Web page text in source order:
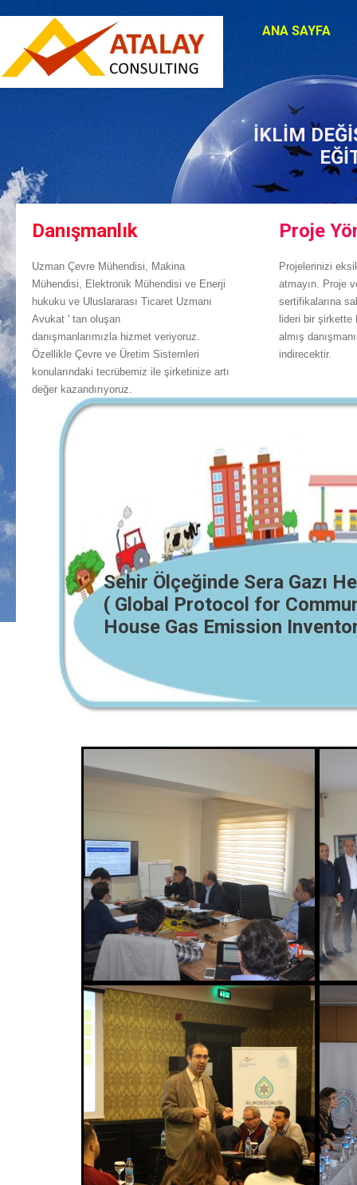
ANA SAYFA
Danışmanlık
Uzman Çevre Mühendisi, Makina
Mühendisi, Elektronik Mühendisi ve Enerji
hukuku ve Uluslararası Ticaret Uzmanı
Avukat ' tan oluşan
danışmanlarımızla hizmet veriyoruz.
Özellikle Çevre ve Üretim Sistemleri
konularındaki tecrübemiz ile şirketinize artı
değer kazandırıyoruz.
Proje
Projelerinizi
atmayın. Proje
sertifikalarına
lideri bir şirkette
almış
indirecektir.
Sehir Ölçeğinde Sera Gazı
( Global Protocol for
House Gas Emission
İKLİM